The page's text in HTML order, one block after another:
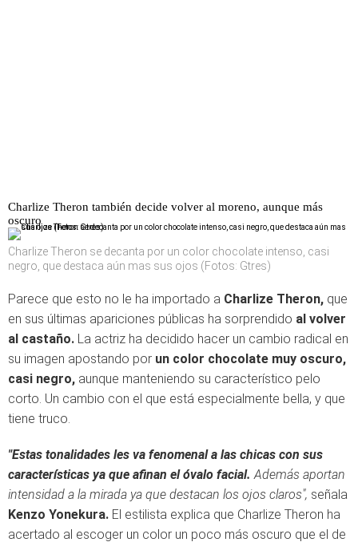
Charlize Theron también decide volver al moreno, aunque más
oscuro
Charlize Theron se decanta por un color chocolate intenso, casi
negro, que destaca aún mas sus ojos (Fotos: Gtres)
Parece que esto no le ha importado a Charlize Theron, que
en sus últimas apariciones públicas ha sorprendido al volver
al castaño. La actriz ha decidido hacer un cambio radical en
su imagen apostando por un color chocolate muy oscuro,
casi negro, aunque manteniendo su característico pelo
corto. Un cambio con el que está especialmente bella, y que
tiene truco.
"Estas tonalidades les va fenomenal a las chicas con sus
características ya que afinan el óvalo facial.Además aportan
intensidad a la mirada ya que destacan los ojos claros", señala
Kenzo Yonekura. El estilista explica que Charlize Theron ha
acertado al escoger un color un poco más oscuro que el de